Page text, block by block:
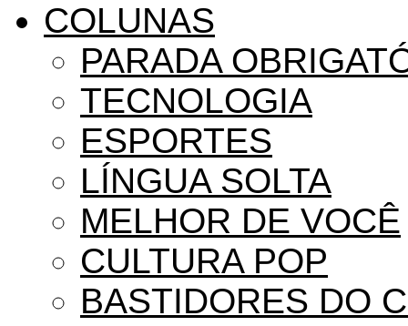
COLUNAS
PARADA
TECNOLOGIA
ESPORTES
LÍNGUA SOLTA
MELHOR DE VOCÊ
CULTURA POP
BASTIDORES DO